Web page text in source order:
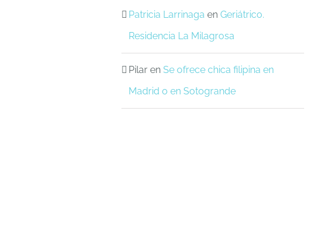
Patricia Larrinaga en Geriátrico.
Residencia La Milagrosa
Pilaren Se ofrece chica filipina en
Madrid o en Sotogrande